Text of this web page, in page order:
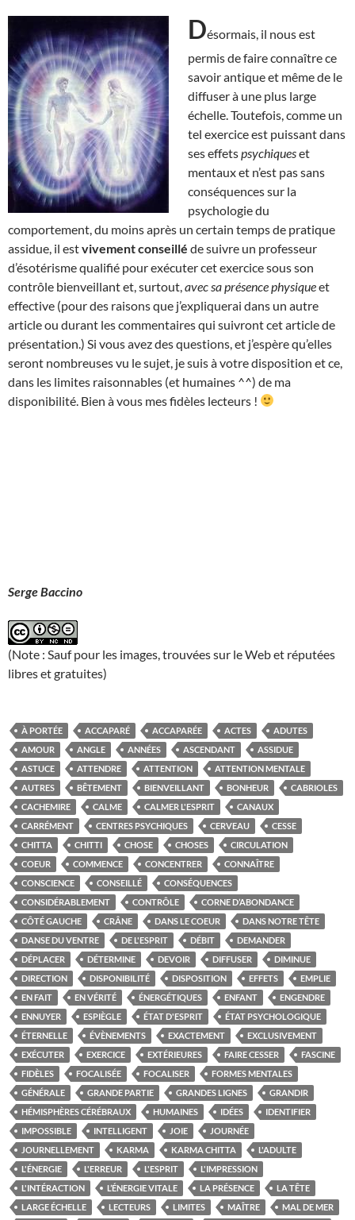
Désormais, il nous est
permis de faire connaître ce
savoir antique et même de le
diffuser à une plus large
échelle. Toutefois, comme un
tel exercice est puissant dans
ses effetspsychiqueset
mentaux et n’est pas sans
conséquences sur la
psychologie du
comportement, du moins après un certain temps de pratique
assidue, il estvivement conseillé de suivre un professeur
d’ésotérisme qualifié pour exécuter cet exercice sous son
contrôle bienveillant et, surtout, avec sa présence physiqueet
effective (pour des raisons que j’expliquerai dans un autre
article ou durant les commentaires qui suivront cet article de
présentation.) Si vous avez des questions, et j’espère qu’elles
seront nombreuses vu le sujet, je suis à votre disposition et ce,
dans les limites raisonnables (et humaines ^^) de ma
disponibilité. Bien à vous mes fidèles lecteurs !
Serge Baccino
(Note : Sauf pour les images, trouvées sur le Web et réputées
libres et gratuites)
À PORTÉE ACCAPARÉ ACCAPARÉE ACTES
ADUTES
AMOUR
ANGLE ANNÉES ASCENDANT
ASSIDUE
ASTUCE
ATTENDRE ATTENTION
ATTENTION MENTALE
AUTRES
BÊTEMENT BIENVEILLANT BONHEUR
CABRIOLES
CACHEMIRE
CALME CALMER L'ESPRIT
CANAUX
CARRÉMENT
CENTRES PSYCHIQUES CERVEAU
CESSE
CHITTA
CHITTI CHOSE CHOSES
CIRCULATION
COEUR
COMMENCE CONCENTRER
CONNAÎTRE
CONSCIENCE
CONSEILLÉ
CONSÉQUENCES
CONSIDÉRABLEMENT
CONTRÔLE
CORNE D’ABONDANCE
CÔTÉ GAUCHE
CRÂNE DANS LE COEUR
DANS NOTRE TÊTE
DANSE DU VENTRE
DE L'ESPRIT DÉBIT
DEMANDER
DÉPLACER
DÉTERMINE DEVOIR DIFFUSER
DIMINUE
DIRECTION
DISPONIBILITÉ DISPOSITION EFFETS
EMPLIE
EN FAIT
EN VÉRITÉ ÉNERGÉTIQUES ENFANT
ENGENDRE
ENNUYER
ESPIÈGLE ÉTAT D'ESPRIT
ÉTAT PSYCHOLOGIQUE
ÉTERNELLE
ÉVÈNEMENTS EXACTEMENT
EXCLUSIVEMENT
EXÉCUTER
EXERCICE EXTÉRIEURES FAIRE CESSER
FASCINE
FIDÈLES
FOCALISÉE FOCALISER
FORMES MENTALES
GÉNÉRALE
GRANDE PARTIE GRANDES LIGNES
GRANDIR
HÉMISPHÈRES CÉRÉBRAUX
HUMAINES IDÉES
IDENTIFIER
IMPOSSIBLE
INTELLIGENT JOIE
JOURNÉE
JOURNELLEMENT
KARMA KARMA CHITTA
L'ADULTE
L'ÉNERGIE
L'ERREUR L'ESPRIT
L'IMPRESSION
L'INTÉRACTION
L’ÉNERGIE VITALE LA PRÉSENCE
LA TÊTE
LARGE ÉCHELLE
LECTEURS LIMITES MAÎTRE MAL DE MER